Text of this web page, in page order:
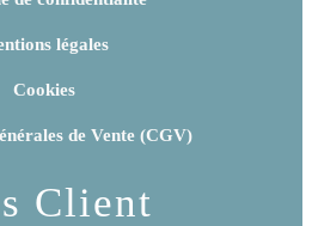
légales
Cookies
de Vente (CGV)
Client